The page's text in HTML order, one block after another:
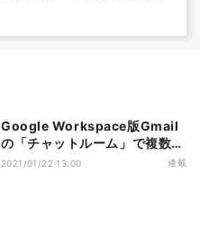
Google Workspace版Gmail
の「チャットルーム」で複数の
議論もスムーズに
2021/01/22 13:00 連載